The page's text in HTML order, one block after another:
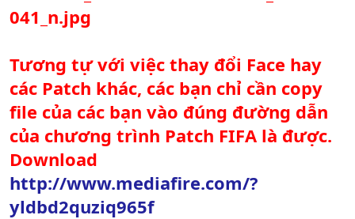
Tương tự với việc thay đổi Face hay
các Patch khác, các bạn chỉ cần copy
file của các bạn vào đúng đường dẫn
của chương trình Patch FIFA là được.
Download
http://www.mediafire.com/?
yldbd2quziq965f